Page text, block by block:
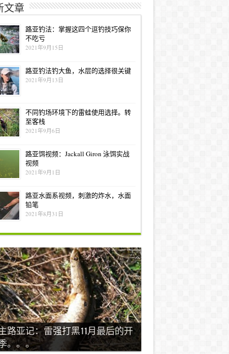
文章
路亚钓法：掌握这四个逗钓技巧保你
不吃亏
2021年9月15日
路亚钓法钓大鱼，水层的选择很关键
2021年9月13日
不同钓场环境下的雷蛙使用选择。转
至客栈
2021年9月6日
路亚饵视频：Jackall Giron 泳饵实战
视频
2021年9月1日
路亚水面系视频，刺激的炸水，水面
铅笔
2021年8月31日
路亚记：雷强打黑11月最后的开
。。。